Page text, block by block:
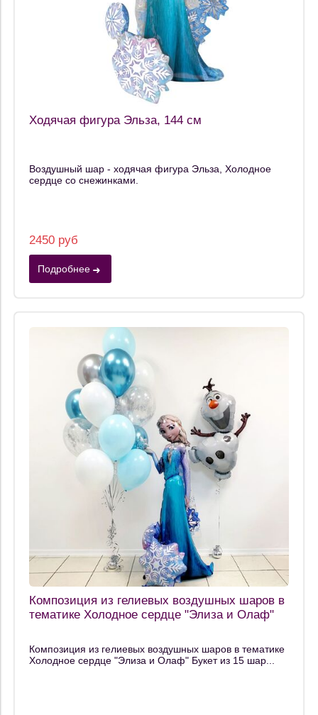
Ходячая фигура Эльза, 144 см
Воздушный шар - ходячая фигура Эльза, Холодное
сердце со снежинками.
2450 руб
Подробнее
Композиция из гелиевых воздушных шаров в
тематике Холодное сердце "Элиза и Олаф"
Композиция из гелиевых воздушных шаров в тематике
Холодное сердце "Элиза и Олаф" Букет из 15 шар...